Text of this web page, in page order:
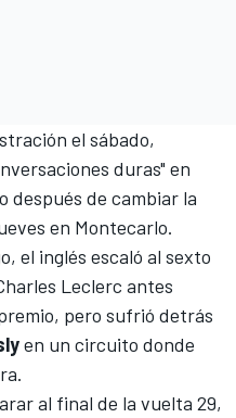
el sábado,
duras" en
después de cambiar la
en Montecarlo.
el inglés escaló al sexto
Leclerc antes
, pero sufrió detrás
en un circuito donde
al final de la vuelta 29,